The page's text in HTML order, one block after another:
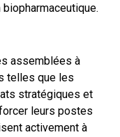
assemblées à
telles que les
stratégiques et
leurs postes
activement à